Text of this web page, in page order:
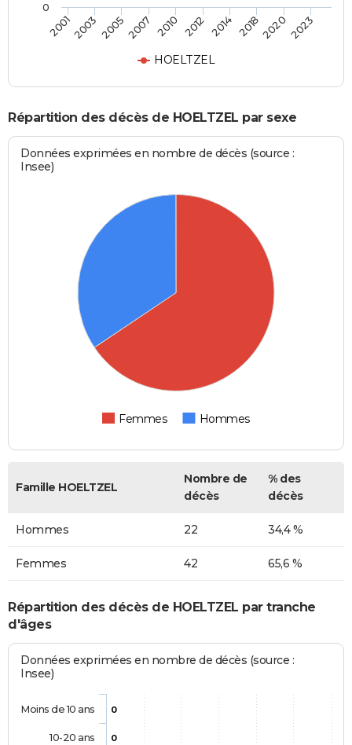
HOELTZEL
2001200320052007 2010 2012 2014 201820202023
0
Répartition des décès de HOELTZEL par sexe
Données exprimées en nombre de décès (source :
Insee)
Femmes Hommes
Famille HOELTZEL
Nombre de
décès
% des
décès
Hommes 22 34,4 %
Femmes 42 65,6 %
Répartition des décès de HOELTZEL par tranche
d'âges
Données exprimées en nombre de décès (source :
Insee)
0
0
Moins de 10 ans
10-20 ans